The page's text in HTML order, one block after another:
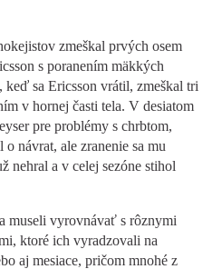
zmeškal prvých osem
s poranením mäkkých
keď sa Ericsson vrátil, zmeškal tri
v hornej časti tela. V desiatom
pre problémy s chrbtom,
návrat, ale zranenie sa mu
nehral a v celej sezóne stihol
museli vyrovnávať s rôznymi
ktoré ich vyradzovali na
aj mesiace, pričom mnohé z